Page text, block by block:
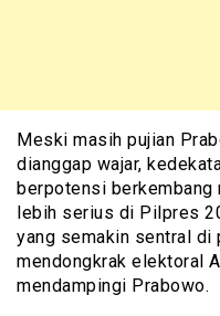
Meski masih pujian
dianggap wajar,
berpotensi berkembang
lebih serius di Pilpres
yang semakin sentral di
mendongkrak elektoral
mendampingi Prabowo.